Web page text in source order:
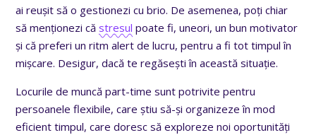
ai reușit să o gestionezi cu brio. De asemenea, poți chiar
să menționezi căstresul poate fi, uneori, un bun motivator
și că preferi un ritm alert de lucru, pentru a fi tot timpul în
mișcare. Desigur, dacă te regăsești în această situație.
Locurile de muncă part-time sunt potrivite pentru
persoanele flexibile, care știu să-și organizeze în mod
eficient timpul, care doresc să exploreze noi oportunități